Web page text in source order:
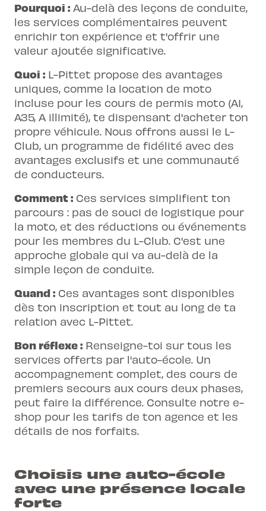
Pourquoi : Au-delà des leçons de conduite,
les services complémentaires peuvent
enrichir ton expérience et t'offrir une
valeur ajoutée significative.
Quoi : L-Pittet propose des avantages
uniques, comme la location de moto
incluse pour les cours de permis moto (A1,
A35, A illimité), te dispensant d'acheter ton
propre véhicule. Nous offrons aussi le L-
Club, un programme de fidélité avec des
avantages exclusifs et une communauté
de conducteurs.
Comment : Ces services simplifient ton
parcours : pas de souci de logistique pour
la moto, et des réductions ou événements
pour les membres du L-Club. C'est une
approche globale qui va au-delà de la
simple leçon de conduite.
Quand : Ces avantages sont disponibles
dès ton inscription et tout au long de ta
relation avec L-Pittet.
Bon réflexe : Renseigne-toi sur tous les
services offerts par l'auto-école. Un
accompagnement complet, des cours de
premiers secours aux cours deux phases,
peut faire la différence. Consulte notre e-
shop pour les tarifs de ton agence et les
détails de nos forfaits.
Choisis une auto-école
avec une présence locale
forte